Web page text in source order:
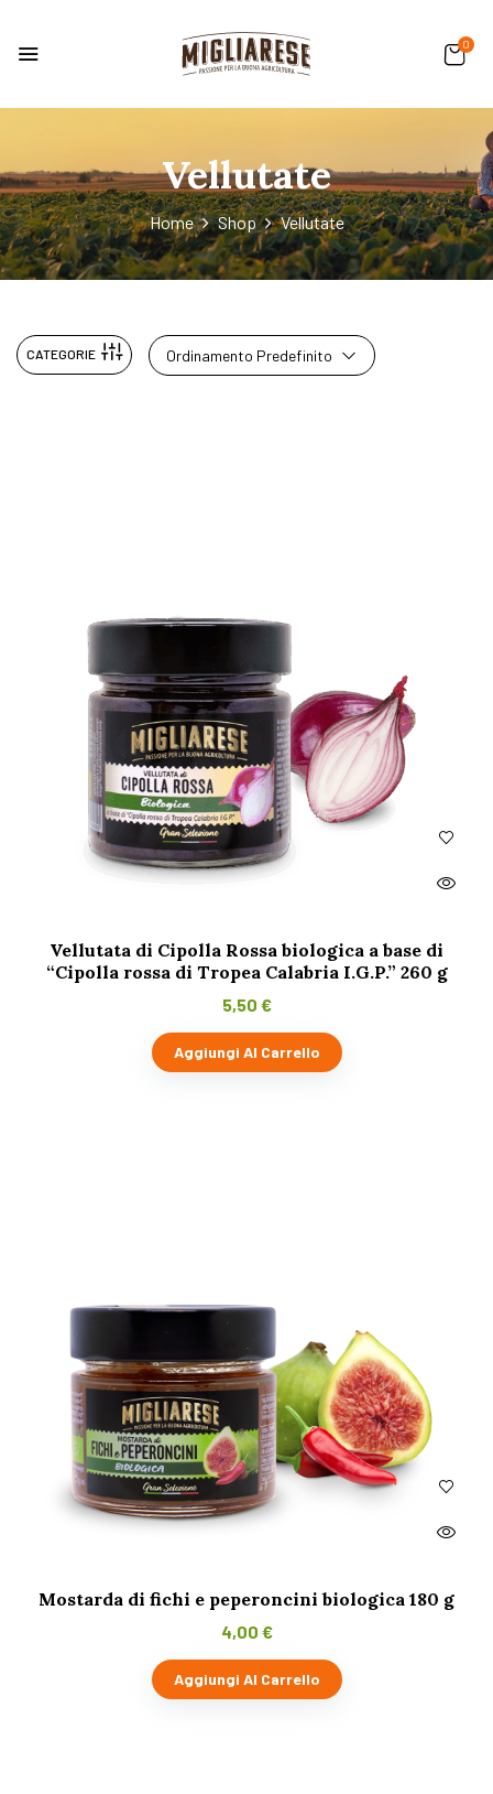
0
Vellutate
Home Shop Vellutate
CATEGORIE Ordinamento Predefinito
Vellutata di Cipolla Rossa biologica a base di
“Cipolla rossa di Tropea Calabria I.G.P.” 260 g
5,50 €
Aggiungi Al Carrello
Mostarda di fichi e peperoncini biologica 180 g
4,00 €
Aggiungi Al Carrello